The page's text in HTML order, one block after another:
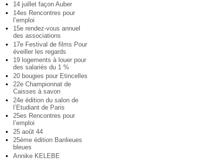
14 juillet façon Auber
14es Rencontres pour
l’emploi
15e rendez-vous annuel
des associations
17e Festival de films Pour
éveiller les regards
19 logements à louer pour
des salariés du 1 %
20 bougies pour Etincelles
22e Championnat de
Caisses à savon
24e édition du salon de
l’Etudiant de Paris
25es Rencontres pour
l’emploi
25 août 44
25ème édition Banlieues
bleues
Annike KELEBE